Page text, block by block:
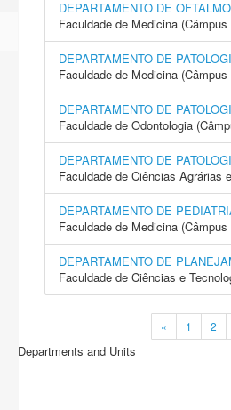
DEPARTAMENTO DE
Faculdade de Medicina
DEPARTAMENTO DE
Faculdade de Medicina
DEPARTAMENTO DE
Faculdade de Odontologia
DEPARTAMENTO DE
Faculdade de Ciências Agrárias
DEPARTAMENTO DE
Faculdade de Medicina
DEPARTAMENTO DE
Faculdade de Ciências e
« 1 2
Departments and Units